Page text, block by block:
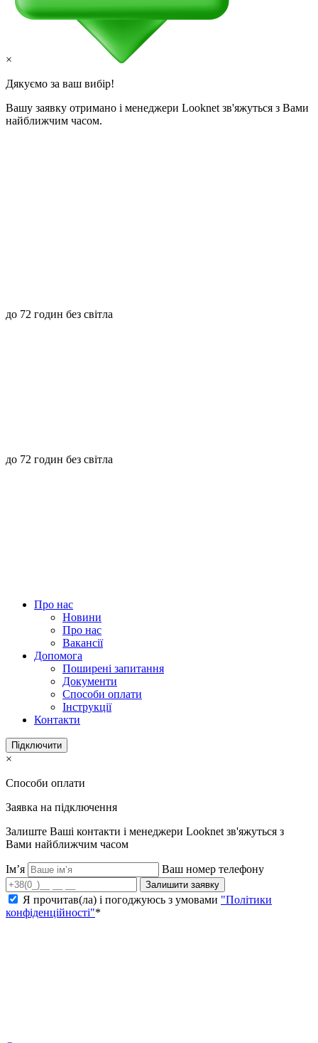
×
Дякуємо за ваш вибір!
Вашу заявку отримано і менеджери Looknet зв'яжуться з Вами
найближчим часом.
до 72 годин без світла
до 72 годин без світла
Про нас
Новини
Про нас
Вакансії
Допомога
Поширені запитання
Документи
Способи оплати
Інструкції
Контакти
Підключити
×
Способи оплати
Заявка на підключення
Залиште Ваші контакти і менеджери Looknet зв'яжуться з
Вами найближчим часом
Ім’я Ваш номер телефону
Залишити заявку
Я прочитав(ла) і погоджуюсь з умовами "Політики
конфіденційності"*